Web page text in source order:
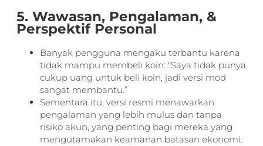
5. Wawasan, Pengalaman, &
Perspektif Personal
Banyak pengguna mengaku terbantu karena
tidak mampu membeli koin: “Saya tidak punya
cukup uang untuk beli koin, jadi versi mod
sangat membantu.”
Sementara itu, versi resmi menawarkan
pengalaman yang lebih mulus dan tanpa
risiko akun, yang penting bagi mereka yang
mengutamakan keamanan batasan ekonomi.